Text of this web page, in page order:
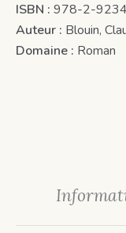
ISBN : 978-2-
Auteur : Blouin,
Domaine : Roman